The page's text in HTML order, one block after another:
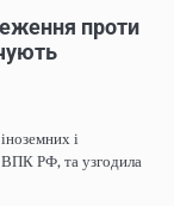
проти
і
ВПК РФ, та узгодила